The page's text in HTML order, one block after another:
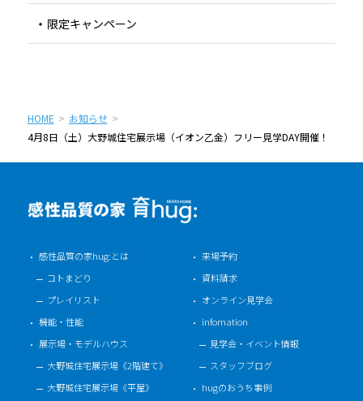
限定キャンペーン
HOME
お知らせ
4月8日（土）大野城住宅展示場（イオン乙金）フリー見学DAY開催！
感性品質の家hug:とは
コトまどり
プレイリスト
機能・性能
展示場・モデルハウス
大野城住宅展示場《2階建て》
大野城住宅展示場《平屋》
来場予約
資料請求
オンライン見学会
infomation
見学会・イベント情報
スタッフブログ
hugのおうち事例